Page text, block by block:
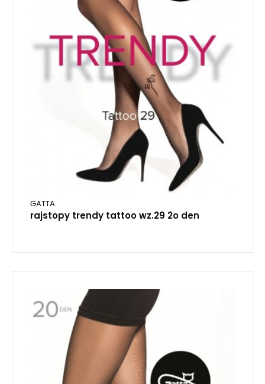
GATTA
rajstopy trendy tattoo wz.29 2o den